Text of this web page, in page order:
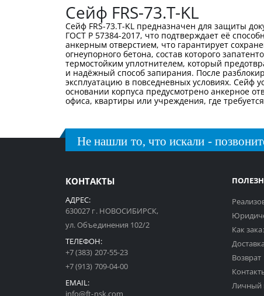
Сейф FRS-73.T-KL
Сейф FRS-73.T-KL предназначен для защиты
ГОСТ Р 57384-2017, что подтверждает её
анкерным отверстием, что гарантирует
огнеупорного бетона, состав которого
термостойким уплотнителем, который
и надёжный способ запирания. После
эксплуатацию в повседневных условиях. Сейф
основании корпуса предусмотрено анкерное
офиса, квартиры или учреждения, где
Не нашли то, что искали -
КОНТАКТЫ
АДРЕС:
630027 г. НОВОСИБИРСК,
ул. Объединения 102/2
ТЕЛЕФОН:
+7 (383) 207-55-23
+7 (913) 709-04-00
EMAIL:
Как
Возврат
Личный